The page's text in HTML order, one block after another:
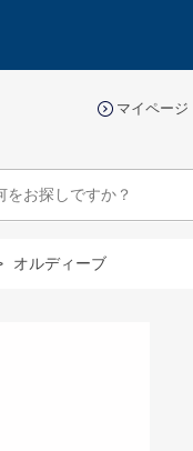
マイページ
オルディーブ